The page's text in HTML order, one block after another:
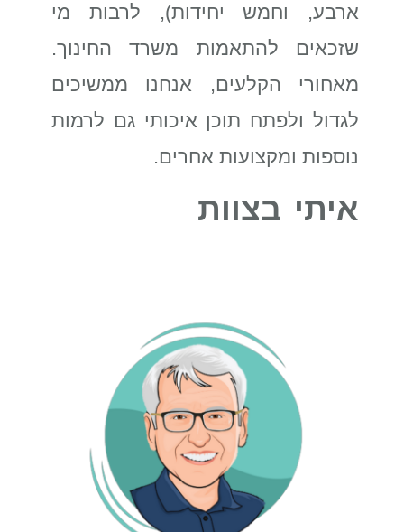
ארבע, וחמש יחידות), לרבות מי
שזכאים להתאמות משרד החינוך.
מאחורי הקלעים, אנחנו ממשיכים
לגדול ולפתח תוכן איכותי גם לרמות
נוספות ומקצועות אחרים.
איתי בצוות